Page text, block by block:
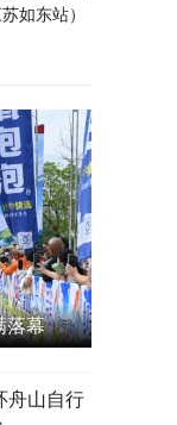
如东站）
落幕
舟山自行